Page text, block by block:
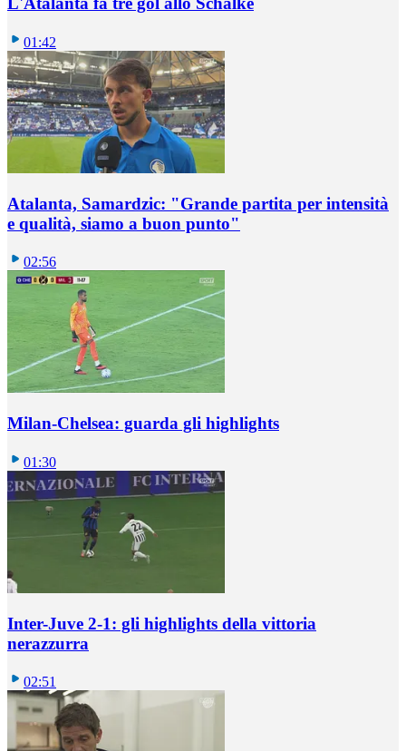
01:42
Atalanta, Samardzic: "Grande partita per intensità
e qualità, siamo a buon punto"
02:56
Milan-Chelsea: guarda gli highlights
01:30
Inter-Juve 2-1: gli highlights della vittoria
nerazzurra
02:51